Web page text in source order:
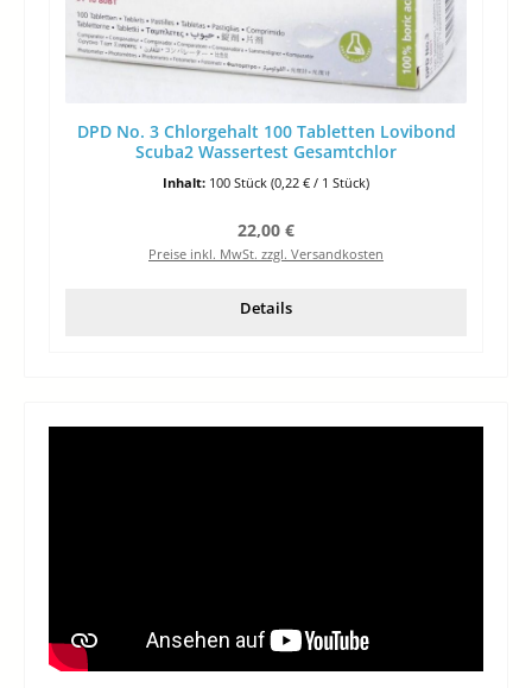
DPD No. 3 Chlorgehalt 100 Tabletten Lovibond
Scuba2 Wassertest Gesamtchlor
Inhalt: 100 Stück (0,22 € / 1 Stück)
Regulärer Preis:
22,00 €
Preise inkl. MwSt. zzgl. Versandkosten
Details